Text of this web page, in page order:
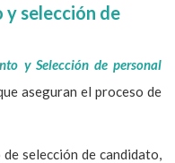
selección de
y Selección de personal
aseguran el proceso de
selección de candidato,